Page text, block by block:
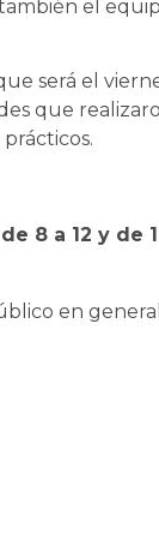
el
será el
que
8 a 12 y de
en